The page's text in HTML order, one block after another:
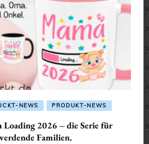
NEWS PRODUKT-NEWS
Loading 2026 – die Serie für
Familien.